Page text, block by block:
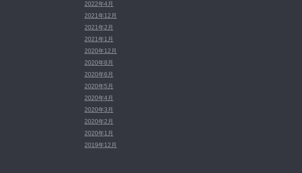
2022年4月
2021年12月
2021年2月
2021年1月
2020年12月
2020年8月
2020年6月
2020年5月
2020年4月
2020年3月
2020年2月
2020年1月
2019年12月